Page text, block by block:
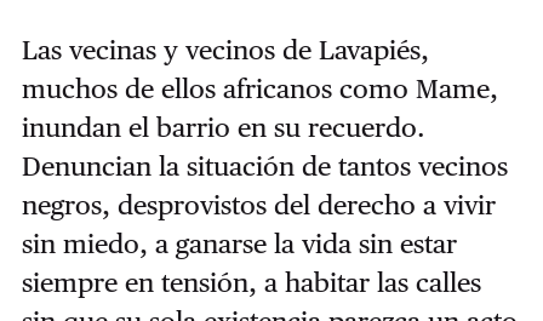
Las vecinas y vecinos de Lavapiés,
muchos de ellos africanos como Mame,
inundan el barrio en su recuerdo.
Denuncian la situación de tantos vecinos
negros, desprovistos del derecho a vivir
sin miedo, a ganarse la vida sin estar
siempre en tensión, a habitar las calles